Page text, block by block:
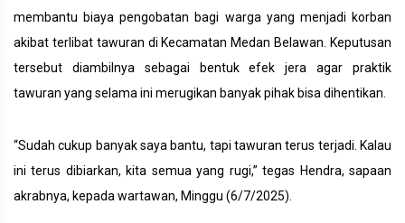
membantu biaya pengobatan bagi warga yang menjadi korban
akibat terlibat tawuran di Kecamatan Medan Belawan. Keputusan
tersebut diambilnya sebagai bentuk efek jera agar praktik
tawuran yang selama ini merugikan banyak pihak bisa dihentikan.
“Sudah cukup banyak saya bantu, tapi tawuran terus terjadi. Kalau
ini terus dibiarkan, kita semua yang rugi,” tegas Hendra, sapaan
akrabnya, kepada wartawan, Minggu (6/7/2025).